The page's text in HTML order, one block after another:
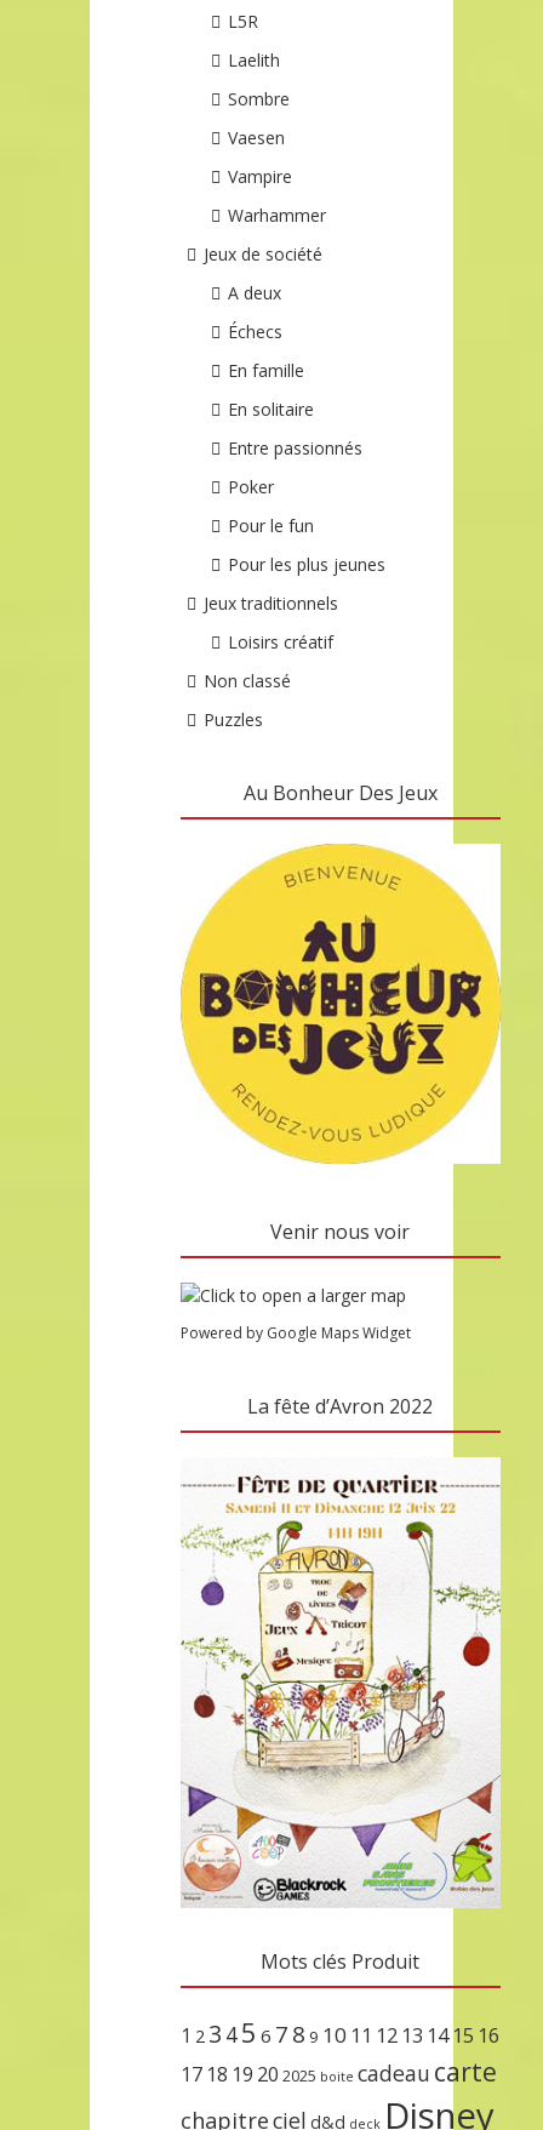
L5R
Laelith
Sombre
Vaesen
Vampire
Warhammer
Jeux de société
A deux
Échecs
En famille
En solitaire
Entre passionnés
Poker
Pour le fun
Pour les plus jeunes
Jeux traditionnels
Loisirs créatif
Non classé
Puzzles
Au Bonheur Des Jeux
Venir nous voir
Powered by Google Maps Widget
La fête d’Avron 2022
Mots clés Produit
1 2 3 45 6 7 8 9 10 11 12 13 14 15 16
17 18 19 20 2025 boite cadeau carte
chapitreciel d&d deck Disney